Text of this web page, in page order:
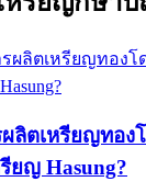
ลิตเหรียญทอง
ยญ Hasung?